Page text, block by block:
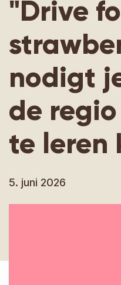
"Drive
nodigt
de
te leren
5. juni 2026